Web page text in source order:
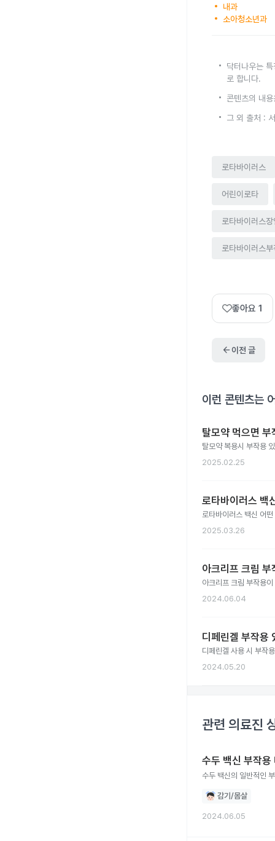
내과
소아청소년과
닥터나우는
로 합니다.
콘텐츠의 내
그 외 출처 :
로타바이러스
어린이로타
로타바이러스장
로타바이러스
좋아요 1
arrow_back이전 글
이런 콘텐츠는
탈모약 먹으면
탈모약 복용시 부작용
2025.02.25
로타바이러스 백
로타바이러스 백신 어
2025.03.26
아크리프 크림
아크리프 크림 부작용
2024.06.04
디페린겔 부작용
디페린겔 사용 시 부작
2024.05.20
관련 의료진
수두 백신 부작용
수두 백신의 일반적인
감기/몸살
2024.06.05